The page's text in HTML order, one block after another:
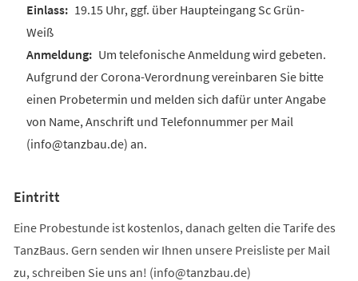
19.15 Uhr, ggf. über Haupteingang Sc Grün-
Weiß
Um telefonische Anmeldung wird gebeten.
Aufgrund der Corona-Verordnung vereinbaren Sie bitte
einen Probetermin und melden sich dafür unter Angabe
von Name, Anschrift und Telefonnummer per Mail
(info@tanzbau.de) an.
Eintritt
Eine Probestunde ist kostenlos, danach gelten die Tarife des
TanzBaus. Gern senden wir Ihnen unsere Preisliste per Mail
zu, schreiben Sie uns an! (info@tanzbau.de)